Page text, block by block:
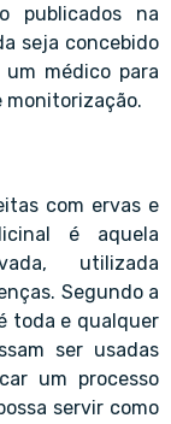
publicados na
seja concebido
médico para
monitorização.
com ervas e
é aquela
utilizada
Segundo a
toda e qualquer
ser usadas
um processo
servir como